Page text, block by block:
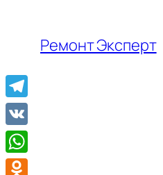
содержимому
Ремонт Эксперт
Telegram
VK
WhatsApp